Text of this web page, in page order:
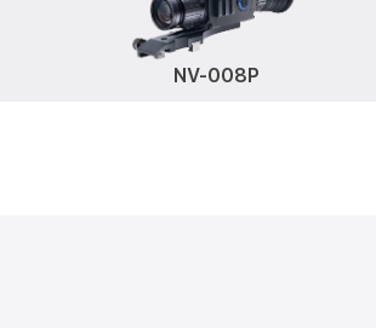
NV-008P